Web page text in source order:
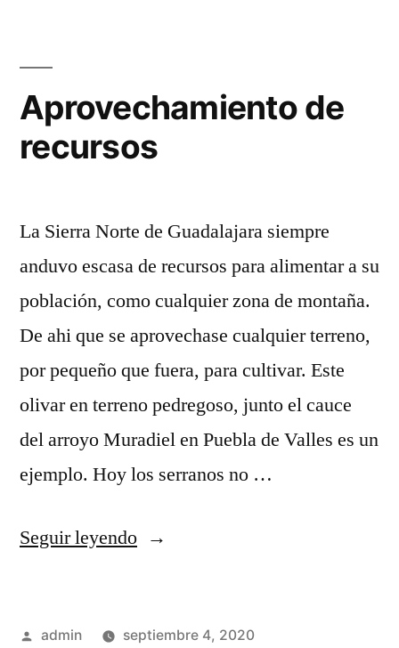
de
Aprovechamiento de
recursos
La Sierra Norte de Guadalajara siempre
anduvo escasa de recursos para alimentar a su
población, como cualquier zona de montaña.
De ahi que se aprovechase cualquier terreno,
por pequeño que fuera, para cultivar. Este
olivar en terreno pedregoso, junto el cauce
del arroyo Muradiel en Puebla de Valles es un
ejemplo. Hoy los serranos no …
Seguir leyendo«Aprovechamiento
Publicado
admin septiembre 4, 2020